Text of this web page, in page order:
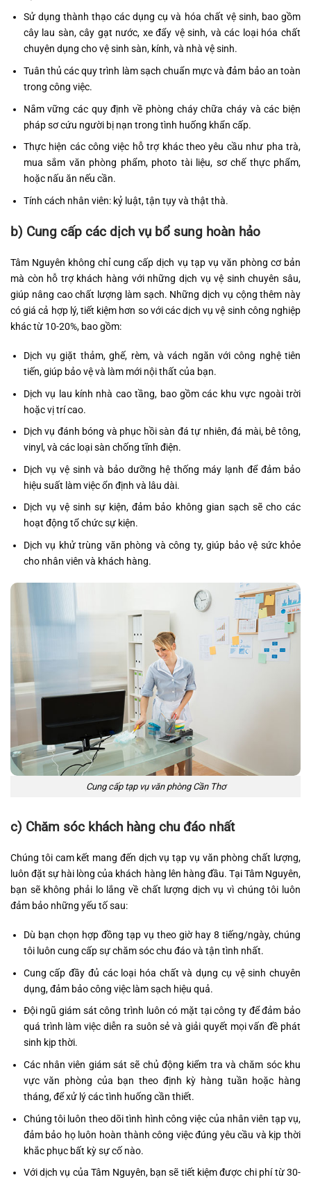
Sử dụng thành thạo các dụng cụ và hóa chất vệ sinh, bao gồm
cây lau sàn, cây gạt nước, xe đẩy vệ sinh, và các loại hóa chất
chuyên dụng cho vệ sinh sàn, kính, và nhà vệ sinh.
Tuân thủ các quy trình làm sạch chuẩn mực và đảm bảo an toàn
trong công việc.
Nắm vững các quy định về phòng cháy chữa cháy và các biện
pháp sơ cứu người bị nạn trong tình huống khẩn cấp.
Thực hiện các công việc hỗ trợ khác theo yêu cầu như pha trà,
mua sắm văn phòng phẩm, photo tài liệu, sơ chế thực phẩm,
hoặc nấu ăn nếu cần.
Tính cách nhân viên: kỷ luật, tận tụy và thật thà.
b) Cung cấp các dịch vụ bổ sung hoàn hảo
Tâm Nguyên không chỉ cung cấp dịch vụ tạp vụ văn phòng cơ bản
mà còn hỗ trợ khách hàng với những dịch vụ vệ sinh chuyên sâu,
giúp nâng cao chất lượng làm sạch. Những dịch vụ cộng thêm này
có giá cả hợp lý, tiết kiệm hơn so với các dịch vụ vệ sinh công nghiệp
khác từ 10-20%, bao gồm:
Dịch vụ giặt thảm, ghế, rèm, và vách ngăn với công nghệ tiên
tiến, giúp bảo vệ và làm mới nội thất của bạn.
Dịch vụ lau kính nhà cao tầng, bao gồm các khu vực ngoài trời
hoặc vị trí cao.
Dịch vụ đánh bóng và phục hồi sàn đá tự nhiên, đá mài, bê tông,
vinyl, và các loại sàn chống tĩnh điện.
Dịch vụ vệ sinh và bảo dưỡng hệ thống máy lạnh để đảm bảo
hiệu suất làm việc ổn định và lâu dài.
Dịch vụ vệ sinh sự kiện, đảm bảo không gian sạch sẽ cho các
hoạt động tổ chức sự kiện.
Dịch vụ khử trùng văn phòng và công ty, giúp bảo vệ sức khỏe
cho nhân viên và khách hàng.
Cung cấp tạp vụ văn phòng Cần Thơ
c) Chăm sóc khách hàng chu đáo nhất
Chúng tôi cam kết mang đến dịch vụ tạp vụ văn phòng chất lượng,
luôn đặt sự hài lòng của khách hàng lên hàng đầu. Tại Tâm Nguyên,
bạn sẽ không phải lo lắng về chất lượng dịch vụ vì chúng tôi luôn
đảm bảo những yếu tố sau:
Dù bạn chọn hợp đồng tạp vụ theo giờ hay 8 tiếng/ngày, chúng
tôi luôn cung cấp sự chăm sóc chu đáo và tận tình nhất.
Cung cấp đầy đủ các loại hóa chất và dụng cụ vệ sinh chuyên
dụng, đảm bảo công việc làm sạch hiệu quả.
Đội ngũ giám sát công trình luôn có mặt tại công ty để đảm bảo
quá trình làm việc diễn ra suôn sẻ và giải quyết mọi vấn đề phát
sinh kịp thời.
Các nhân viên giám sát sẽ chủ động kiểm tra và chăm sóc khu
vực văn phòng của bạn theo định kỳ hàng tuần hoặc hàng
tháng, để xử lý các tình huống cần thiết.
Chúng tôi luôn theo dõi tình hình công việc của nhân viên tạp vụ,
đảm bảo họ luôn hoàn thành công việc đúng yêu cầu và kịp thời
khắc phục bất kỳ sự cố nào.
Với dịch vụ của Tâm Nguyên, bạn sẽ tiết kiệm được chi phí từ 30-